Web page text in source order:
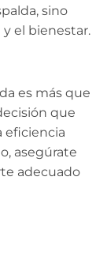
sino
el bienestar.
es más que
que
eficiencia
asegúrate
adecuado